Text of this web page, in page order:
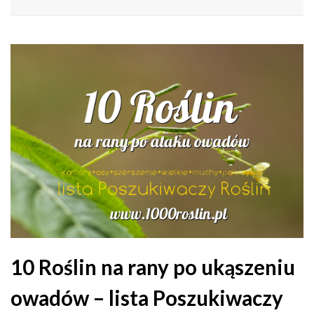
10 Roślin na rany po ukąszeniu
owadów – lista Poszukiwaczy